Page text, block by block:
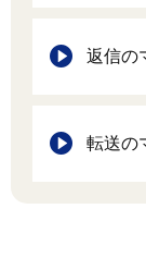
返信の
転送の